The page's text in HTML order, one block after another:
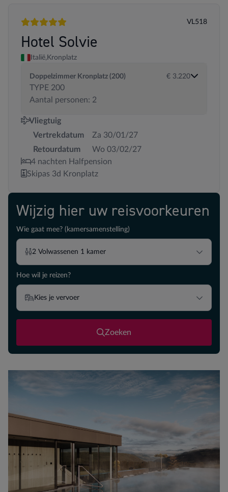
5 sterren
VL518
Hotel Solvie
Italië, Kronplatz
Doppelzimmer Kronplatz (200)
TYPE 200
Aantal personen: 2
€ 3.220
Vliegtuig
Vertrekdatum
Za 30/01/27
Retourdatum
Wo 03/02/27
4 nachten Halfpension
Skipas 3d Kronplatz
Wijzig hier uw reisvoorkeuren
Wie gaat mee? (kamersamenstelling)
2 Volwassenen 1 kamer
Hoe wil je reizen?
Kies je vervoer
Zoeken